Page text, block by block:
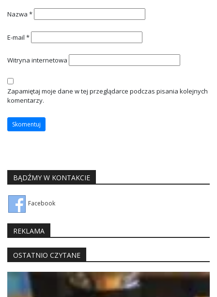
Nazwa *
E-mail *
Witryna internetowa
Zapamiętaj moje dane w tej przeglądarce podczas pisania kolejnych
komentarzy.
BĄDŹMY W KONTAKCIE
Facebook
REKLAMA
OSTATNIO CZYTANE